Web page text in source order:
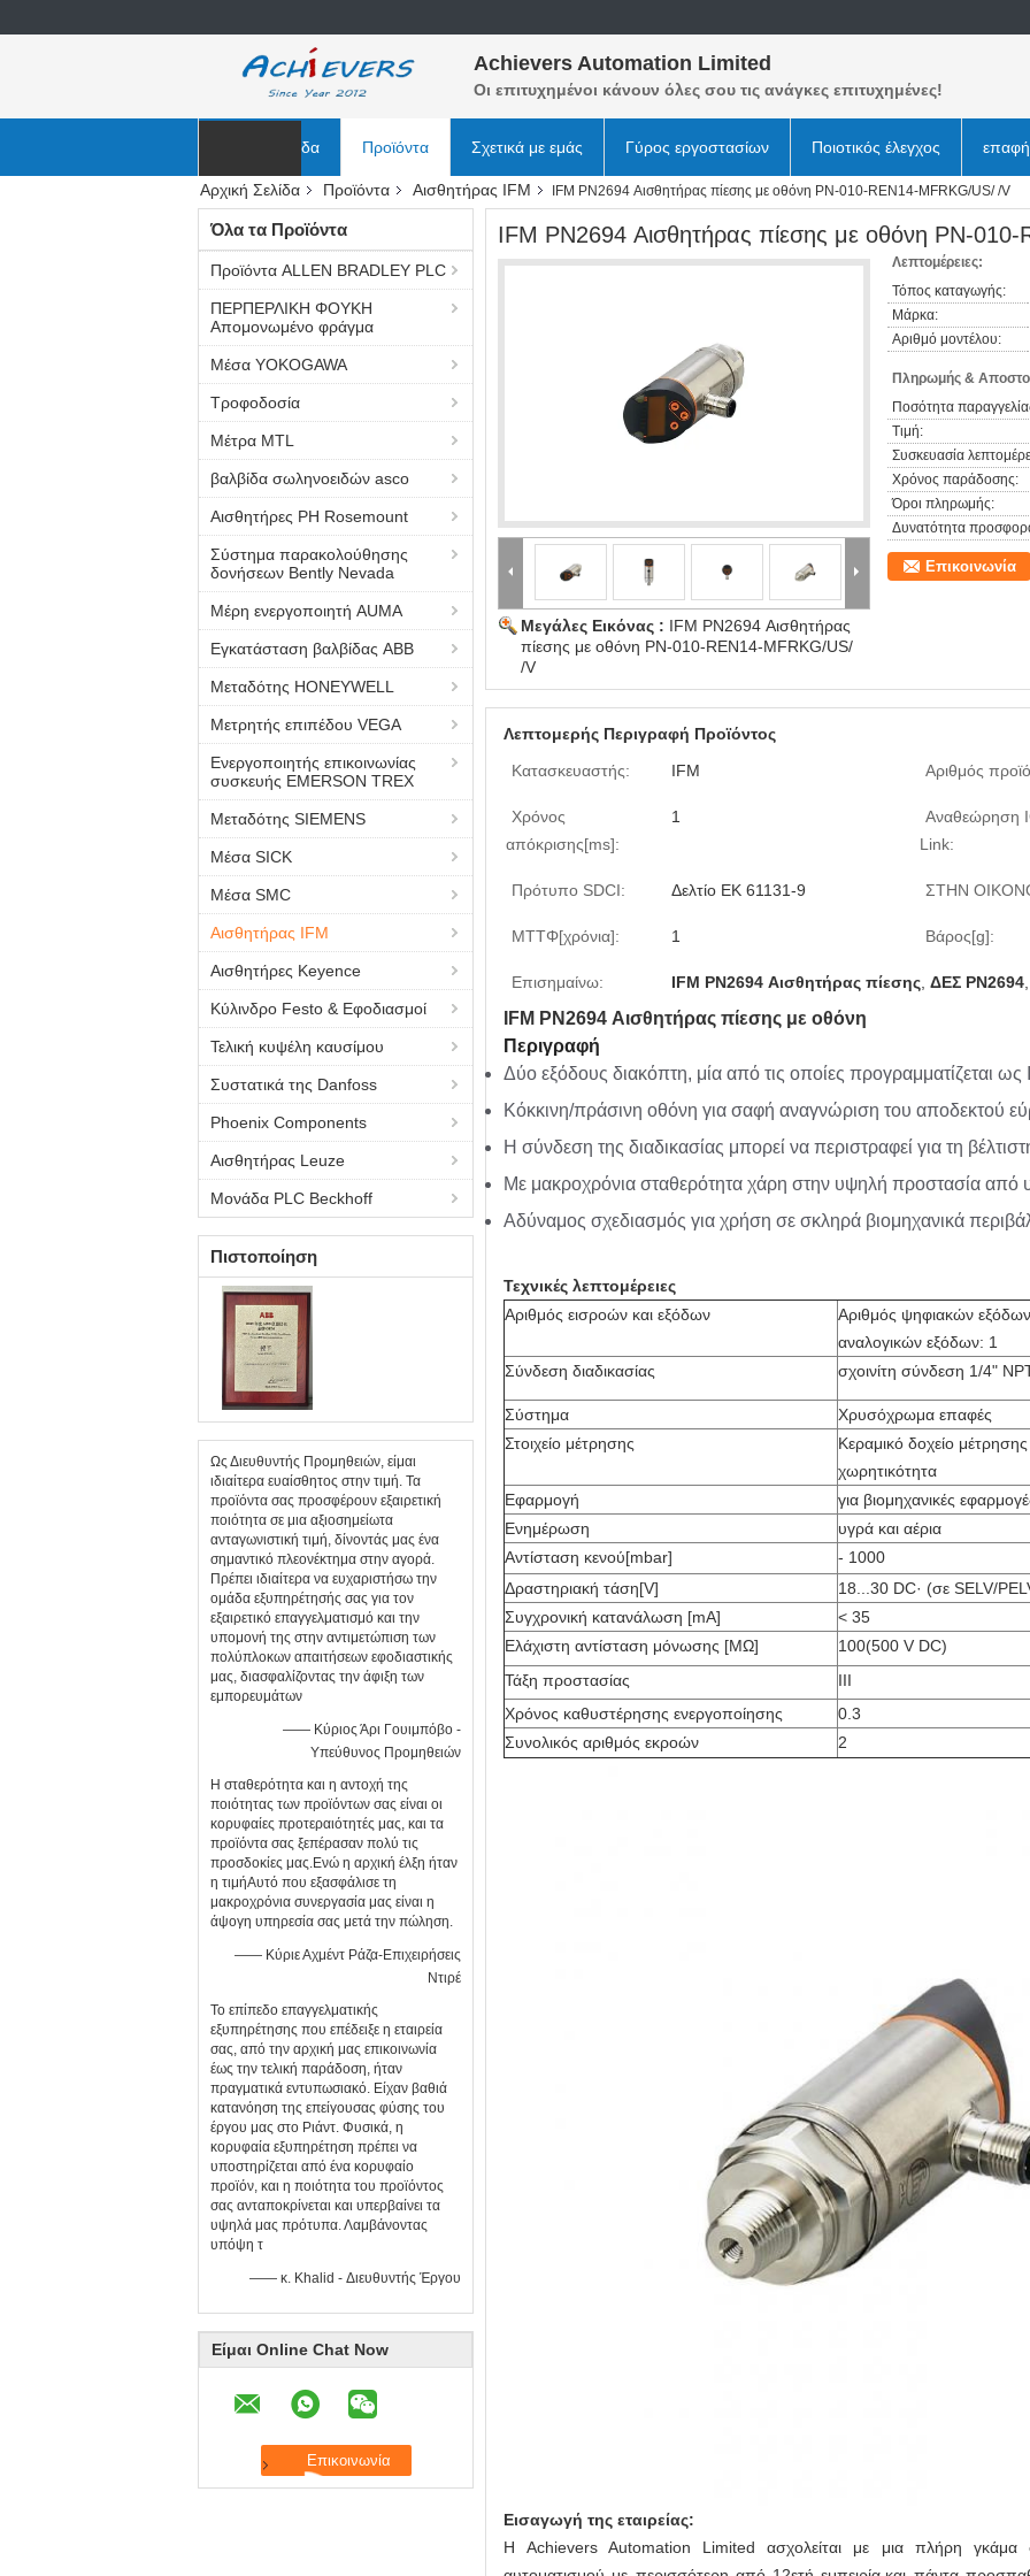
Achievers Automation Limited
Οι επιτυχημένοι κάνουν όλες σου τις ανάγκες επιτυχημένες!
Αρχική Σελίδα Προϊόντα Σχετικά με εμάς Γύρος εργοστασίων Ποιοτικός έλεγχος επαφή
Ειδήσεις
Αρχική Σελίδα Προϊόντα Αισθητήρας IFM IFM PN2694 Αισθητήρας πίεσης με οθόνη PN-010-REN14-MFRKG/US/ /V
Όλα τα Προϊόντα
Προϊόντα ALLEN BRADLEY PLC
ΠΕΡΠΕΡΛΙΚΗ ΦΟΥΚΗ
Απομονωμένο φράγμα
Μέσα YOKOGAWA
Τροφοδοσία
Μέτρα MTL
βαλβίδα σωληνοειδών asco
Αισθητήρες PH Rosemount
Σύστημα παρακολούθησης
δονήσεων Bently Nevada
Μέρη ενεργοποιητή AUMA
Εγκατάσταση βαλβίδας ABB
Μεταδότης HONEYWELL
Μετρητής επιπέδου VEGA
Ενεργοποιητής επικοινωνίας
συσκευής EMERSON TREX
Μεταδότης SIEMENS
Μέσα SICK
Μέσα SMC
Αισθητήρας IFM
Αισθητήρες Keyence
Κύλινδρο Festo & Εφοδιασμοί
Τελική κυψέλη καυσίμου
Συστατικά της Danfoss
Phoenix Components
Αισθητήρας Leuze
Μονάδα PLC Beckhoff
Πιστοποίηση
Ως Διευθυντής Προμηθειών, είμαι
ιδιαίτερα ευαίσθητος στην τιμή. Τα
προϊόντα σας προσφέρουν εξαιρετική
ποιότητα σε μια αξιοσημείωτα
ανταγωνιστική τιμή, δίνοντάς μας ένα
σημαντικό πλεονέκτημα στην αγορά.
Πρέπει ιδιαίτερα να ευχαριστήσω την
ομάδα εξυπηρέτησής σας για τον
εξαιρετικό επαγγελματισμό και την
υπομονή της στην αντιμετώπιση των
πολύπλοκων απαιτήσεων εφοδιαστικής
μας, διασφαλίζοντας την άφιξη των
εμπορευμάτων
—— Κύριος Άρι Γουιμπόβο -
Υπεύθυνος Προμηθειών
Η σταθερότητα και η αντοχή της
ποιότητας των προϊόντων σας είναι οι
κορυφαίες προτεραιότητές μας, και τα
προϊόντα σας ξεπέρασαν πολύ τις
προσδοκίες μας.Ενώ η αρχική έλξη ήταν
η τιμήΑυτό που εξασφάλισε τη
μακροχρόνια συνεργασία μας είναι η
άψογη υπηρεσία σας μετά την πώληση.
—— Κύριε Αχμέντ Ράζα-Επιχειρήσεις
Ντιρέ
Το επίπεδο επαγγελματικής
εξυπηρέτησης που επέδειξε η εταιρεία
σας, από την αρχική μας επικοινωνία
έως την τελική παράδοση, ήταν
πραγματικά εντυπωσιακό. Είχαν βαθιά
κατανόηση της επείγουσας φύσης του
έργου μας στο Ριάντ. Φυσικά, η
κορυφαία εξυπηρέτηση πρέπει να
υποστηρίζεται από ένα κορυφαίο
προϊόν, και η ποιότητα του προϊόντος
σας ανταποκρίνεται και υπερβαίνει τα
υψηλά μας πρότυπα. Λαμβάνοντας
υπόψη τ
—— κ. Khalid - Διευθυντής Έργου
Είμαι Online Chat Now
IFM PN2694 Αισθητήρας πίεσης με οθόνη PN-
Μεγάλες Εικόνας : IFM PN2694 Αισθητήρας
πίεσης με οθόνη PN-010-REN14-MFRKG/US/
/V
Λεπτομέρειες:
Τόπος καταγωγής:
Μάρκα:
Αριθμό μοντέλου:
Πληρωμής &
Ποσότητα
Τιμή:
Συσκευασία
Χρόνος παράδοσης:
Όροι πληρωμής:
Δυνατότητα
Επικοινωνία
Λεπτομερής Περιγραφή Προϊόντος
Κατασκευαστής:
IFM Αριθμός
Χρόνος
απόκρισης[ms]:
1
Αναθεώρηση
Link:
Πρότυπο SDCI: Δελτίο ΕΚ 61131-9 ΣΤΗΝ
ΜΤΤΦ[χρόνια]: 1 Βάρος[g]:
Επισημαίνω: IFM PN2694 Αισθητήρας πίεσης ΔΕΣ PN2694
IFM PN2694 Αισθητήρας πίεσης με οθόνη
Περιγραφή
Δύο εξόδους διακόπτη, μία από τις οποίες προγραμματίζεται
Κόκκινη/πράσινη οθόνη για σαφή αναγνώριση του αποδεκτού
Η σύνδεση της διαδικασίας μπορεί να περιστραφεί για τη
Με μακροχρόνια σταθερότητα χάρη στην υψηλή προστασία
Αδύναμος σχεδιασμός για χρήση σε σκληρά βιομηχανικά
Τεχνικές λεπτομέρειες
Αριθμός εισροών και εξόδων
Αριθμός ψηφιακών
αναλογικών εξόδων: 1
Σύνδεση διαδικασίας
σχοινίτη σύνδεση 1/4"
Σύστημα
Χρυσόχρωμα επαφές
Στοιχείο μέτρησης
Κεραμικό δοχείο
χωρητικότητα
Εφαρμογή
για βιομηχανικές
Ενημέρωση
υγρά και αέρια
Αντίσταση κενού[mbar]
- 1000
Δραστηριακή τάση[V]
18...30 DC· (σε SELV/
Συγχρονική κατανάλωση [mA]
< 35
Ελάχιστη αντίσταση μόνωσης [MΩ]
100(500 V DC)
Τάξη προστασίας
ΙΙΙ
Χρόνος καθυστέρησης ενεργοποίησης
0.3
Συνολικός αριθμός εκροών
2
Εισαγωγή της εταιρείας:
Η Achievers Automation Limited ασχολείται με μια πλήρη γκάμα